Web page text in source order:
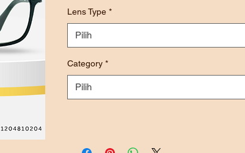
Lens Type *
Pilih
Category *
Pilih